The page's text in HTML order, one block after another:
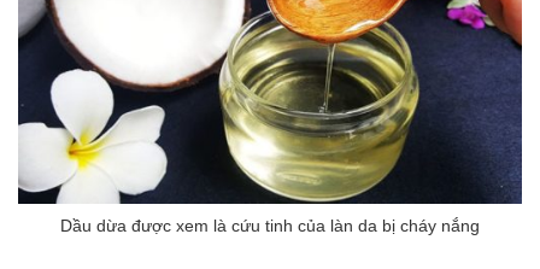
Dầu dừa được xem là cứu tinh của làn da bị cháy nắng